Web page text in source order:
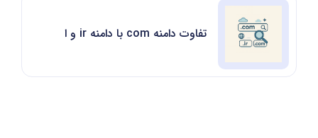
تفاوت دامنه com با دامنه ir و انتخاب بهترین دامنه